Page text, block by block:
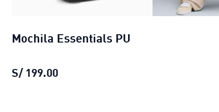
Mochila Essentials PU
S/ 199.00